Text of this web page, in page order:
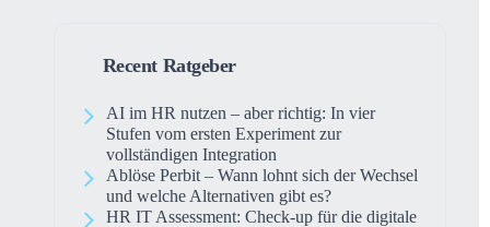
Recent Ratgeber
AI im HR nutzen – aber richtig: In vier
Stufen vom ersten Experiment zur
vollständigen Integration
Ablöse Perbit – Wann lohnt sich der Wechsel
und welche Alternativen gibt es?
HR IT Assessment: Check-up für die digitale